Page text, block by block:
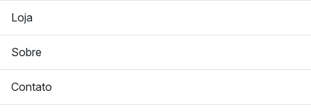
Loja
Sobre
Contato